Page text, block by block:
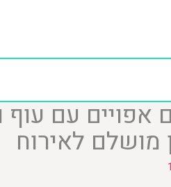
אפויים עם
מושלם לאירוח